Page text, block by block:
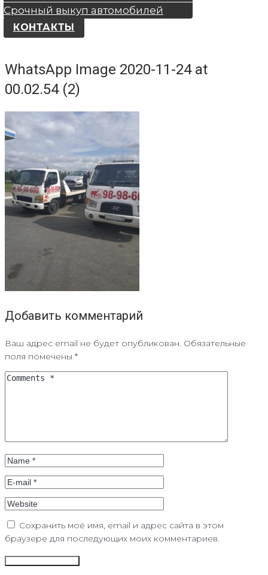
Срочный выкуп автомобилей
КОНТАКТЫ
WhatsApp Image 2020-11-24 at
00.02.54 (2)
Добавить комментарий
Ваш адрес email не будет опубликован. Обязательные
поля помечены *
Сохранить моё имя, email и адрес сайта в этом
браузере для последующих моих комментариев.